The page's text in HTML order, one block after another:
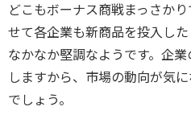
どこもボーナス商戦まっさか
せて各企業も新商品を投入し
なかなか堅調なようです。企
しますから、市場の動向が気
でしょう。